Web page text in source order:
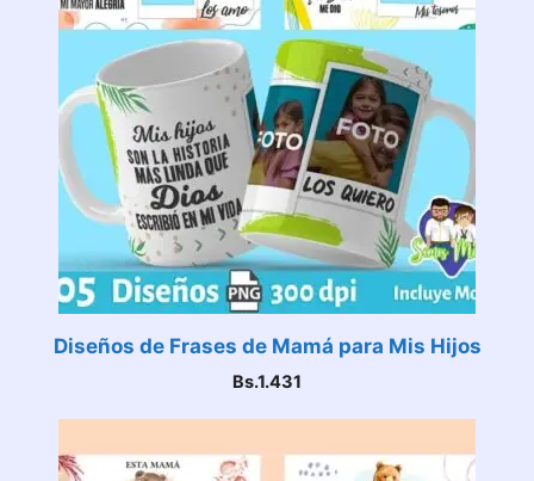
Diseños de Frases de Mamá para Mis Hijos
Bs.1.431